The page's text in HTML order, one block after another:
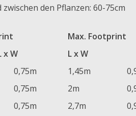
den Pflanzen: 60-75cm
x W
Max. Footprint
L x W
0,75m 1,45m
0,75m 2m
0,75m 2,7m